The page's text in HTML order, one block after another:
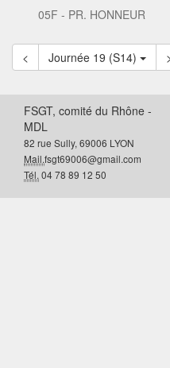
05F - PR. HONNEUR
< Journée 19 (S14)
FSGT, comité du Rhône -
MDL
82 rue Sully, 69006 LYON
Mail.fsgt69006@gmail.com
Tél. 04 78 89 12 50